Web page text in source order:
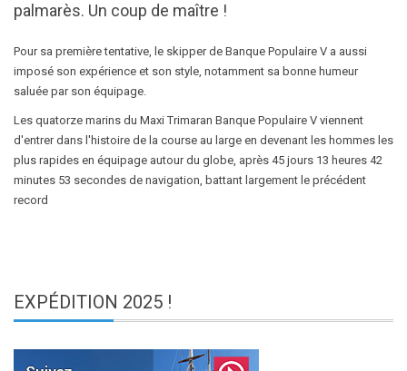
palmarès. Un coup de maître !
Pour sa première tentative, le skipper de Banque Populaire V a aussi
imposé son expérience et son style, notamment sa bonne humeur
saluée par son équipage.
Les quatorze marins du Maxi Trimaran Banque Populaire V viennent
d'entrer dans l'histoire de la course au large en devenant les hommes les
plus rapides en équipage autour du globe, après 45 jours 13 heures 42
minutes 53 secondes de navigation, battant largement le précédent
record
EXPÉDITION 2025 !